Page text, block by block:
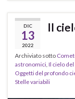
DIC
13
2022
Il
Archiviato sotto
astronomici, Il cielo
Oggetti del profondo
Stelle variabili